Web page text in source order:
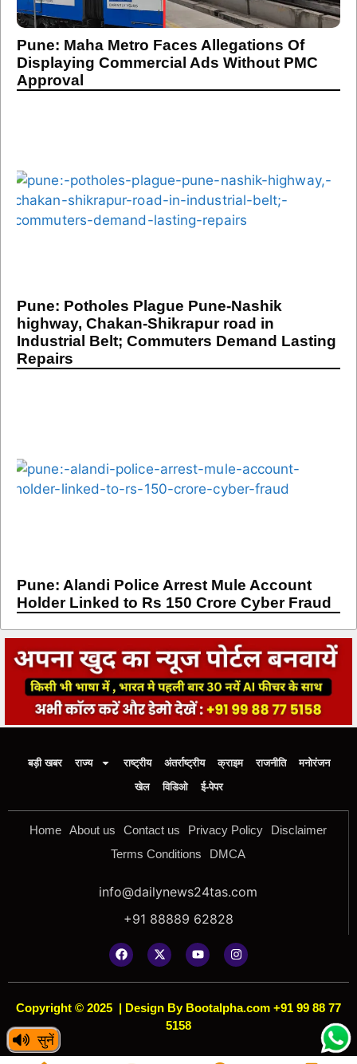
सुनें
Pune: Maha Metro Faces Allegations Of
Displaying Commercial Ads Without PMC
Approval
Pune: Potholes Plague Pune-Nashik
highway, Chakan-Shikrapur road in
Industrial Belt; Commuters Demand Lasting
Repairs
Pune: Alandi Police Arrest Mule Account
Holder Linked to Rs 150 Crore Cyber Fraud
बड़ी खबर राज्य राष्ट्रीय अंतर्राष्ट्रीय क्राइम राजनीति
मनोरंजन
खेल
विडिओ ई-पेपर
Home About us Contact us Privacy Policy
Disclaimer
Terms Conditions
DMCA
info@dailynews24tas.com
+91 88889 62828
Copyright © 2025 | Design By Bootalpha.com +91 99 88 77
5158